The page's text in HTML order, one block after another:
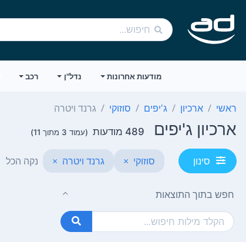
מודעות אחרונות נדל"ן רכב
ראשי ארכיון ג'יפים סוזוקי גרנד ויטרה
ארכיון ג'יפים 489 מודעות (עמוד 3 מתוך 11)
סינון סוזוקי × גרנד ויטרה × נקה הכל
חפש בתוך התוצאות